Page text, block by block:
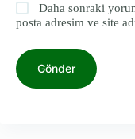
Daha sonraki
posta adresim ve site
Gönder